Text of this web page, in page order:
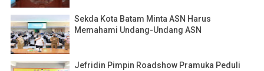
Sekda Kota Batam Minta ASN Harus
Memahami Undang-Undang ASN
Jefridin Pimpin Roadshow Pramuka Peduli